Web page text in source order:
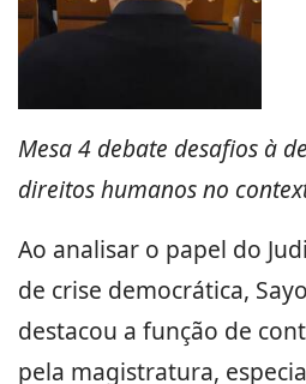
Mesa 4 debate desafios à
direitos humanos no
Ao analisar o papel do
de crise democrática,
destacou a função de
pela magistratura,